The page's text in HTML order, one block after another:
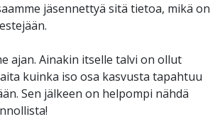
jäsennettyä sitä tietoa, mikä on
ajan. Ainakin itselle talvi on ollut
kuinka iso osa kasvusta tapahtuu
Sen jälkeen on helpompi nähdä